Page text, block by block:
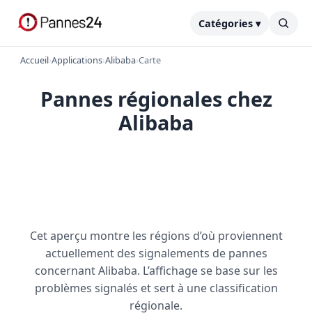
Catégories ▾
Accueil›Applications›Alibaba›Carte
Pannes régionales chez
Alibaba
Cet aperçu montre les régions d’où proviennent
actuellement des signalements de pannes
concernant Alibaba. L’affichage se base sur les
problèmes signalés et sert à une classification
régionale.